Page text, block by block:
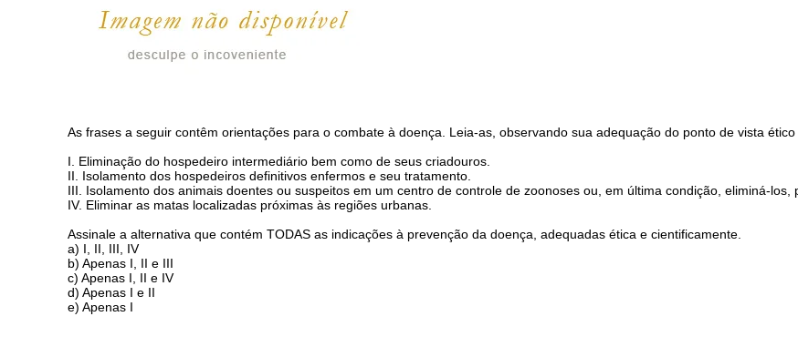
As frases a seguir contêm orientações para o combate à doença. Leia-as, observando sua adequação do ponto de vista ético
I. Eliminação do hospedeiro intermediário bem como de seus criadouros.
II. Isolamento dos hospedeiros definitivos enfermos e seu tratamento.
III. Isolamento dos animais doentes ou suspeitos em um centro de controle de zoonoses ou, em última condição, eliminá-los,
IV. Eliminar as matas localizadas próximas às regiões urbanas.
Assinale a alternativa que contém TODAS as indicações à prevenção da doença, adequadas ética e cientificamente.
a) I, II, III, IV
b) Apenas I, II e III
c) Apenas I, II e IV
d) Apenas I e II
e) Apenas I